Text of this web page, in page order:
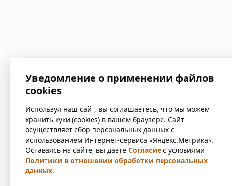
Уведомление о применении файлов
cookies
Используя наш сайт, вы соглашаетесь, что мы можем
хранить куки (cookies) в вашем браузере. Сайт
осуществляет сбор персональных данных с
использованием Интернет-сервиса «Яндекс.Метрика».
Оставаясь на сайте, вы даете Согласие с условиями
Политики в отношении обработки персональных
данных.